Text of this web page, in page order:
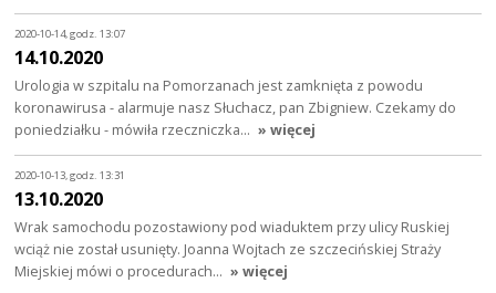
2020-10-14, godz. 13:07
14.10.2020
Urologia w szpitalu na Pomorzanach jest zamknięta z powodu
koronawirusa - alarmuje nasz Słuchacz, pan Zbigniew. Czekamy do
poniedziałku - mówiła rzeczniczka… » więcej
2020-10-13, godz. 13:31
13.10.2020
Wrak samochodu pozostawiony pod wiaduktem przy ulicy Ruskiej
wciąż nie został usunięty. Joanna Wojtach ze szczecińskiej Straży
Miejskiej mówi o procedurach… » więcej